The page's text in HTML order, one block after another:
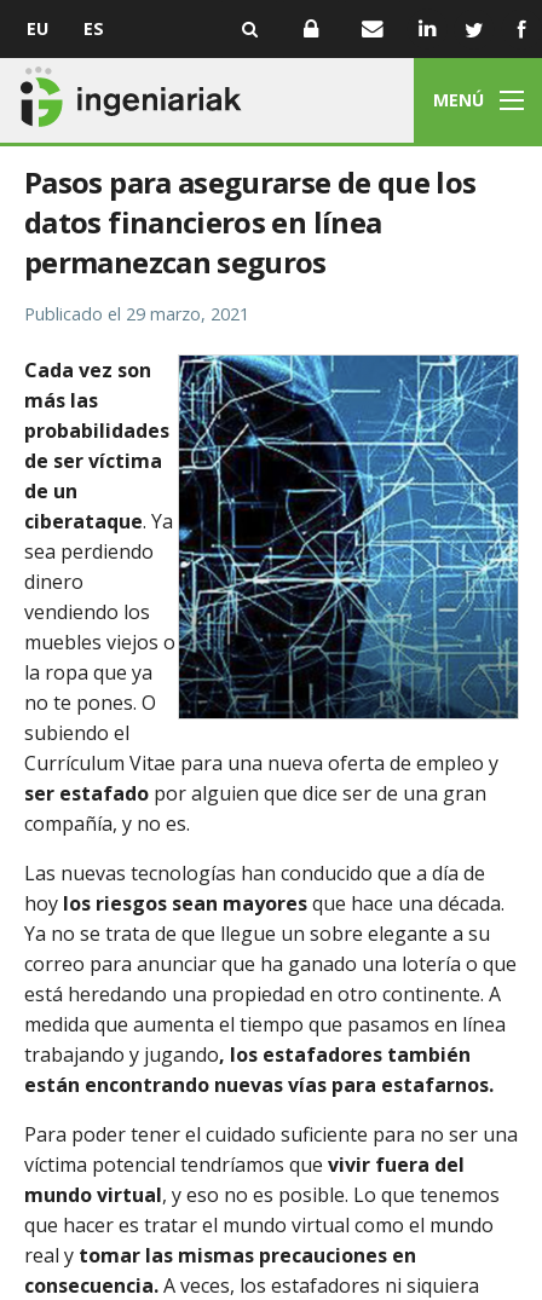
EU ES
MENÚ
Pasos para asegurarse de que los
datos financieros en línea
permanezcan seguros
Publicado el 29 marzo, 2021
Cada vez son
más las
probabilidades
de ser víctima
de un
ciberataque. Ya
sea perdiendo
dinero
vendiendo los
muebles viejos o
la ropa que ya
no te pones. O
subiendo el
Currículum Vitae para una nueva oferta de empleo y
ser estafado por alguien que dice ser de una gran
compañía, y no es.
Las nuevas tecnologías han conducido que a día de
hoy los riesgos sean mayoresque hace una década.
Ya no se trata de que llegue un sobre elegante a su
correo para anunciar que ha ganado una lotería o que
está heredando una propiedad en otro continente. A
medida que aumenta el tiempo que pasamos en línea
trabajando y jugando, los estafadores también
están encontrando nuevas vías para estafarnos.
Para poder tener el cuidado suficiente para no ser una
víctima potencial tendríamos que vivir fuera del
mundo virtual, y eso no es posible. Lo que tenemos
que hacer es tratar el mundo virtual como el mundo
real y tomar las mismas precauciones en
consecuencia.A veces, los estafadores ni siquiera